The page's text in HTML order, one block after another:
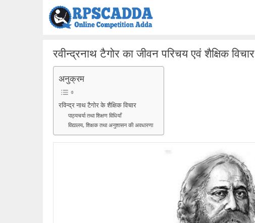
रवीन्द्रनाथ टैगोर का जीवन परिचय एवं शैक्षिक विचार
अनुक्रम
रविन्द्र नाथ टैगोर के शैक्षिक विचार
पाठ्यचर्या तथा शिक्षण विधियाँ
विद्यालय, शिक्षक तथा अनुशासन की अवधारणा